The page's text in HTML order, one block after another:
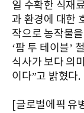
일 수확한 식재
과 환경에 대한
작으로 농작물
‘팜 투 테이블’
식사가 보다 의
이다”고 밝혔다.
[글로벌에픽